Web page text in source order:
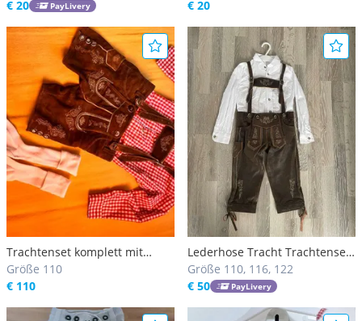
€ 20
PayLivery
€ 20
Trachtenset komplett mit
Lederhose Größe 110/116
Größe 110
€ 110
Lederhose Tracht Trachtenset
110
Größe 110, 116, 122
€ 50
PayLivery